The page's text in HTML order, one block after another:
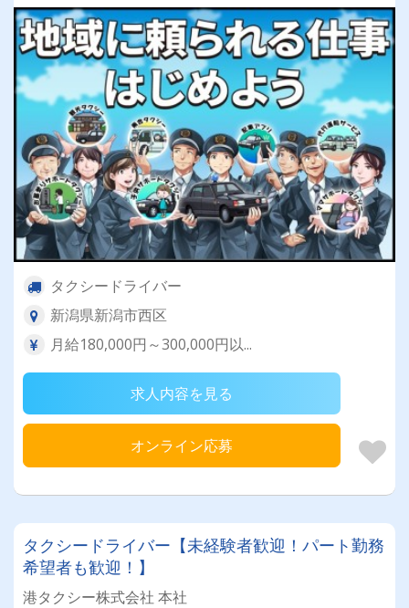
タクシードライバー
新潟県新潟市西区
月給180,000円～300,000円以...
求人内容を見る
オンライン応募
タクシードライバー【未経験者歓迎！パート勤務
希望者も歓迎！】
港タクシー株式会社 本社